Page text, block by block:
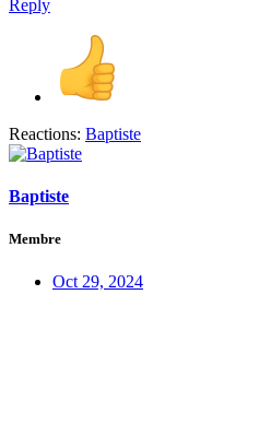
Reply
Reactions: Baptiste
Baptiste
Membre
Oct 29, 2024